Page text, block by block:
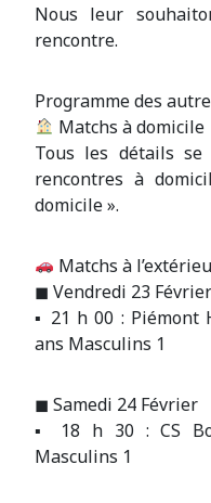
Nous leur
rencontre.
Programme des
Matchs à domicile
Tous les détails se
rencontres à
domicile ».
Matchs à
◼ Vendredi 23 Février
▪ 21 h 00 : Piémont
ans Masculins 1
◼ Samedi 24 Février
▪ 18 h 30 : CS
Masculins 1